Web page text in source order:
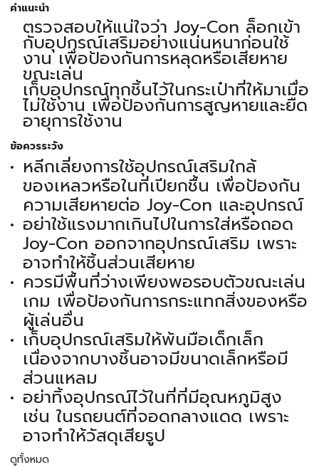
คำแนะนำ
ตรวจสอบให้แน่ใจว่า Joy-Con ล็อกเข้า
กับอุปกรณ์เสริมอย่างแน่นหนาก่อนใช้
งาน เพื่อป้องกันการหลุดหรือเสียหาย
ขณะเล่น
เก็บอุปกรณ์ทุกชิ้นไว้ในกระเป๋าที่ให้มาเมื่อ
ไม่ใช้งาน เพื่อป้องกันการสูญหายและยืด
อายุการใช้งาน
ข้อควรระวัง
หลีกเลี่ยงการใช้อุปกรณ์เสริมใกล้
ของเหลวหรือในที่เปียกชื้น เพื่อป้องกัน
ความเสียหายต่อ Joy-Con และอุปกรณ์
อย่าใช้แรงมากเกินไปในการใส่หรือถอด
Joy-Con ออกจากอุปกรณ์เสริม เพราะ
อาจทำให้ชิ้นส่วนเสียหาย
ควรมีพื้นที่ว่างเพียงพอรอบตัวขณะเล่น
เกม เพื่อป้องกันการกระแทกสิ่งของหรือ
ผู้เล่นอื่น
เก็บอุปกรณ์เสริมให้พ้นมือเด็กเล็ก
เนื่องจากบางชิ้นอาจมีขนาดเล็กหรือมี
ส่วนแหลม
อย่าทิ้งอุปกรณ์ไว้ในที่ที่มีอุณหภูมิสูง
เช่น ในรถยนต์ที่จอดกลางแดด เพราะ
อาจทำให้วัสดุเสียรูป
ดูทั้งหมด